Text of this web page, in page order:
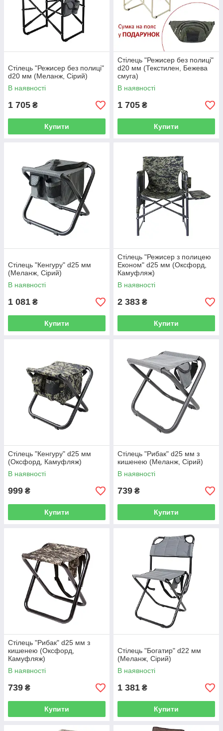
Стілець "Режисер без полиці"
d20 мм (Меланж, Сірий)
В наявності
1 705 ₴
Купити
Стілець "Режисер без полиці"
d20 мм (Текстилен, Бежева
смуга)
В наявності
1 705 ₴
Купити
Стілець "Кенгуру" d25 мм
(Меланж, Сірий)
В наявності
1 081 ₴
Купити
Стілець "Режисер з полицею
Економ" d25 мм (Оксфорд,
Камуфляж)
В наявності
2 383 ₴
Купити
Стілець "Кенгуру" d25 мм
(Оксфорд, Камуфляж)
В наявності
999 ₴
Купити
Стілець "Рибак" d25 мм з
кишенею (Меланж, Сірий)
В наявності
739 ₴
Купити
Стілець "Рибак" d25 мм з
кишенею (Оксфорд,
Камуфляж)
В наявності
739 ₴
Купити
Стілець "Богатир" d22 мм
(Меланж, Сірий)
В наявності
1 381 ₴
Купити